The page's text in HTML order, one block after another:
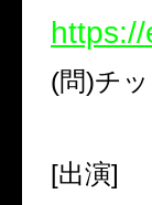
(問)チ
[出演]